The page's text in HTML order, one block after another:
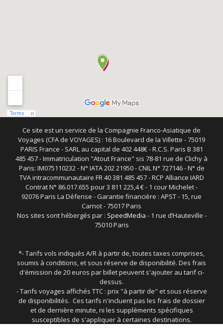
Ce site est un service de la Compagnie Franco-Asiatique de
Voyages (CFA de VOYAGES) : 16 Boulevard de la Villette - 75019
PARIS France - SARL au capital de 402 448€ - R.C.S. Paris B 381
485 457 - Immatriculation "Atout France" sis 78-81 rue de Clichy à
Paris: IM075110232 - N° IATA 202 21950 - CNIL N° 727146 - N° de
TVA intracommunautaire FR 40 381 485 457 - RCP Alliance IARD
Contrat N° 86.017.655 pour 3 811 225,4 € - 1 cour Michelet -
92076 Paris La Défense - Garantie financière : APST - 15, rue
Carnot - 75017 Paris
Nos sites sont hébergés par : SpeedMedia - 1 rue d’Hauteville -
75010 Paris
*- Tarifs vols indiqués A/R à partir de, toutes taxes comprises,
soumis à conditions, et sous réserve de disponibilité. Des frais
d'émission de 20 euros par billet peuvent s'ajouter au tarif ci-
dessus.
- Tarifs voyages affichés TTC : prix "à partir de" et sous réserve
de disponibilités. Ces tarifs n'incluent pas les frais de dossier
et de dernière minute, ni les suppléments spécifiques
susceptibles de s'appliquer à certaines destinations.